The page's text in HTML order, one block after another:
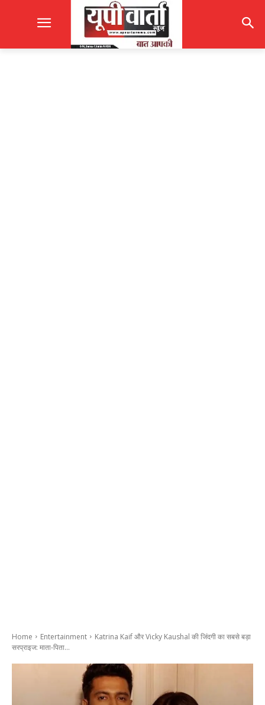
Home Entertainment
Katrina Kaif और Vicky Kaushal की जिंदगी का सबसे बड़ा
सरप्राइज: माता-पिता...